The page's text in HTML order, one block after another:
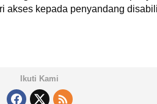
kepada penyandang
Ikuti Kami